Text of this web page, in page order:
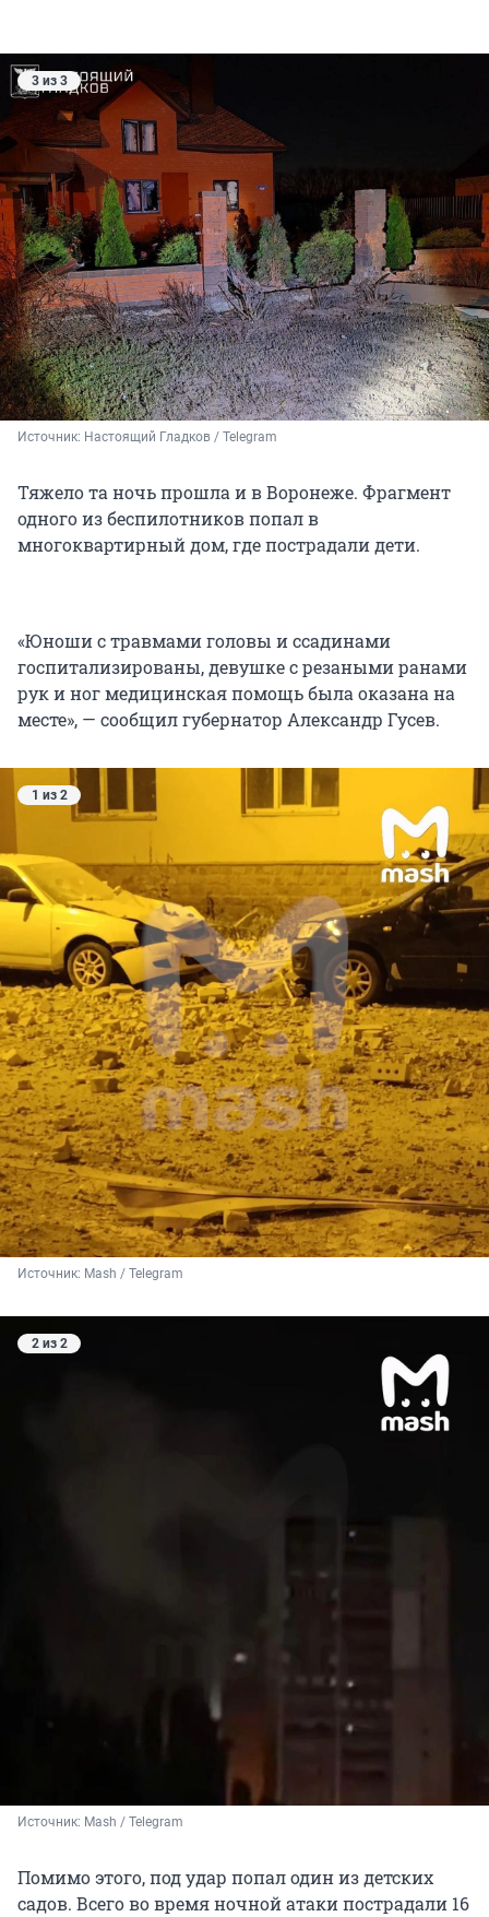
3 из 3
Источник: Настоящий Гладков / Telegram
Тяжело та ночь прошла и в Воронеже. Фрагмент
одного из беспилотников попал в
многоквартирный дом, где пострадали дети.
«Юноши с травмами головы и ссадинами
госпитализированы, девушке с резаными ранами
рук и ног медицинская помощь была оказана на
месте», — сообщил губернатор Александр Гусев.
1 из 2
Источник: Mash / Telegram
2 из 2
Источник: Mash / Telegram
Помимо этого, под удар попал один из детских
садов. Всего во время ночной атаки пострадали 16